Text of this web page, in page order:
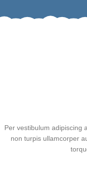
Per vestibulum adipiscing
non turpis ullamcorper